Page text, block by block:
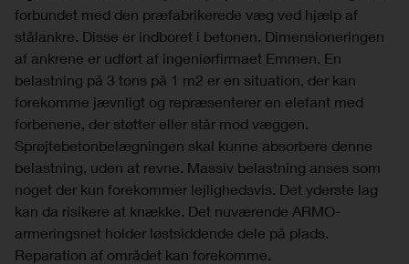
forbundet med den præfabrikerede væg ved hjælp af
stålankre. Disse er indboret i betonen. Dimensioneringen
af ​​ankrene er udført af ingeniørfirmaet Emmen. En
belastning på 3 tons på 1 m2 er en situation, der kan
forekomme jævnligt og repræsenterer en elefant med
forbenene, der støtter eller står mod væggen.
Sprøjtebetonbelægningen skal kunne absorbere denne
belastning, uden at revne. Massiv belastning anses som
noget der kun forekommer lejlighedsvis. Det yderste lag
kan da risikere at knække. Det nuværende ARMO-
armeringsnet holder løstsiddende dele på plads.
Reparation af området kan forekomme.